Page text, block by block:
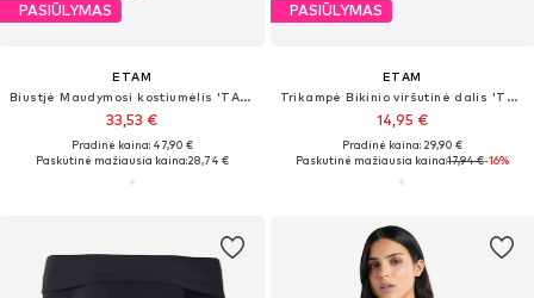
PASIŪLYMAS
ETAM
Biustjė Maudymosi kostiumėlis 'TANZANIA'
33,53 €
Pradinė kaina: 47,90 €
Paskutinė mažiausia kaina:28,74 €
PASIŪLYMAS
ETAM
Trikampė Bikinio viršutinė dalis 'TANZANIA'
14,95 €
Pradinė kaina: 29,90 €
Paskutinė mažiausia kaina:17,94 €-16%